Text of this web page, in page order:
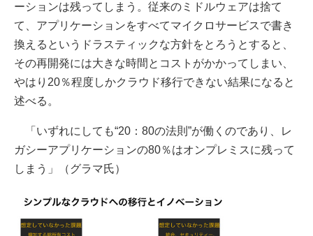
ーションは残ってしまう。従来のミドルウェアは捨て
て、アプリケーションをすべてマイクロサービスで書き
換えるというドラスティックな方針をとろうとすると、
その再開発には大きな時間とコストがかかってしまい、
やはり20％程度しかクラウド移行できない結果になると
述べる。
「いずれにしても“20：80の法則”が働くのであり、レ
ガシーアプリケーションの80％はオンプレミスに残って
しまう」（グラマ氏）